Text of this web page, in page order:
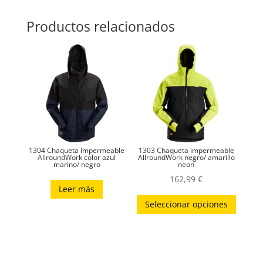
Productos relacionados
1304 Chaqueta impermeable
AllroundWork color azul
marino/ negro
Leer más
1303 Chaqueta impermeable
AllroundWork negro/ amarillo
neon
162,99€
Seleccionar opciones
Este